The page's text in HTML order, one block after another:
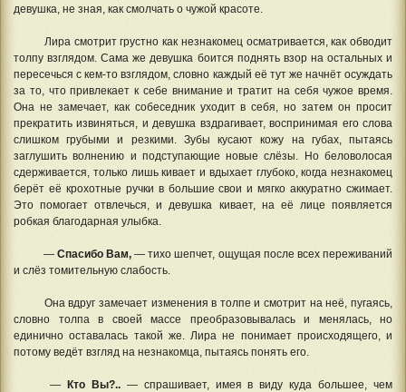
девушка, не зная, как смолчать о чужой красоте.
Лира смотрит грустно как незнакомец осматривается, как обводит
толпу взглядом. Сама же девушка боится поднять взор на остальных и
пересечься с кем-то взглядом, словно каждый её тут же начнёт осуждать
за то, что привлекает к себе внимание и тратит на себя чужое время.
Она не замечает, как собеседник уходит в себя, но затем он просит
прекратить извиняться, и девушка вздрагивает, воспринимая его слова
слишком грубыми и резкими. Зубы кусают кожу на губах, пытаясь
заглушить волнению и подступающие новые слёзы. Но беловолосая
сдерживается, только лишь кивает и вдыхает глубоко, когда незнакомец
берёт её крохотные ручки в большие свои и мягко аккуратно сжимает.
Это помогает отвлечься, и девушка кивает, на её лице появляется
робкая благодарная улыбка.
—Спасибо Вам,— тихо шепчет, ощущая после всех переживаний
и слёз томительную слабость.
Она вдруг замечает изменения в толпе и смотрит на неё, пугаясь,
словно толпа в своей массе преобразовывалась и менялась, но
единично оставалась такой же. Лира не понимает происходящего, и
потому ведёт взгляд на незнакомца, пытаясь понять его.
—Кто Вы?..— спрашивает, имея в виду куда большее, чем